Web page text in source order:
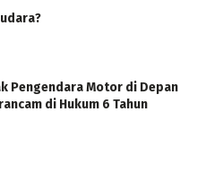
Pengendara Motor di Depan
di Hukum 6 Tahun